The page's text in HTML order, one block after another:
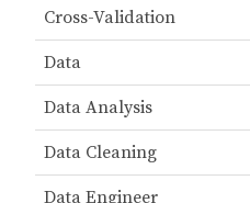
Cross-Validation
Data
Data Analysis
Data Cleaning
Data Engineer